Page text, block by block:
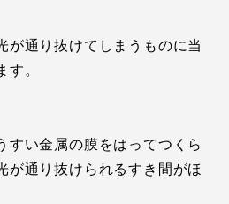
が通り抜けてしまうものに当
す。
すい金属の膜をはってつくら
が通り抜けられるすき間がほ